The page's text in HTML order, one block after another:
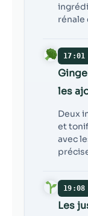
rénale
17:01
les
Deux
et
avec
19:08
Les